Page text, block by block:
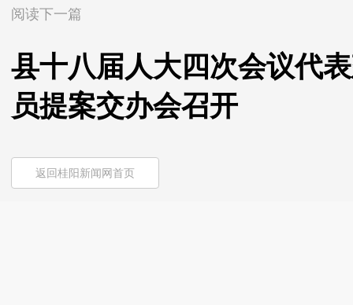
阅读下一篇
县十八届人大四次会议代
员提案交办会召开
返回桂阳新闻网首页